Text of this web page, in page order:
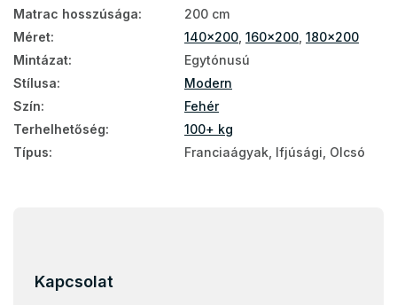
Matrac hosszúsága:
200 cm
Méret: 140x200 160x200 180x200
Mintázat:
Egytónusú
Stílusa:
Modern
Szín:
Fehér
Terhelhetőség:
100+ kg
Típus: Franciaágyak, Ifjúsági, Olcsó
Kapcsolat